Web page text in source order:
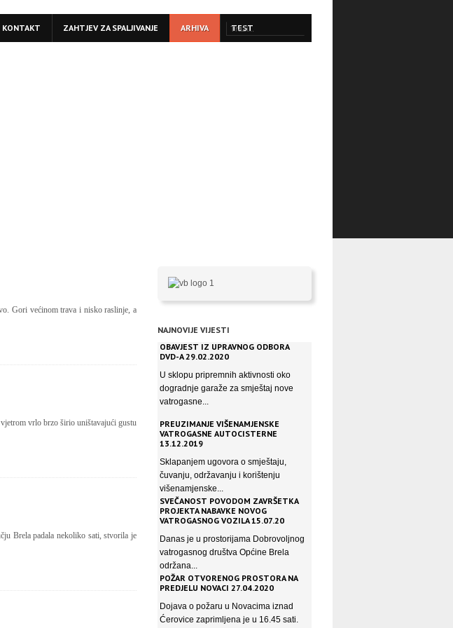
KONTAKT ZAHTJEV ZA SPALJIVANJE ARHIVA TEST
Gori većinom trava i nisko raslinje, a
vrlo brzo širio uništavajući gustu
Brela padala nekoliko sati, stvorila je
NAJNOVIJE VIJESTI
OBAVJEST IZ UPRAVNOG ODBORA
DVD-A 29.02.2020
U sklopu pripremnih aktivnosti oko
dogradnje garaže za smještaj nove
vatrogasne...
PREUZIMANJE VIŠENAMJENSKE
VATROGASNE AUTOCISTERNE
13.12.2019
Sklapanjem ugovora o smještaju,
čuvanju, održavanju i korištenju
višenamjenske...
SVEČANOST POVODOM ZAVRŠETKA
PROJEKTA NABAVKE NOVOG
VATROGASNOG VOZILA 15.07.20
Danas je u prostorijama Dobrovoljnog
vatrogasnog društva Općine Brela
održana...
POŽAR OTVORENOG PROSTORA NA
PREDJELU NOVACI 27.04.2020
Dojava o požaru u Novacima iznad
Ćerovice zaprimljena je u 16.45 sati.